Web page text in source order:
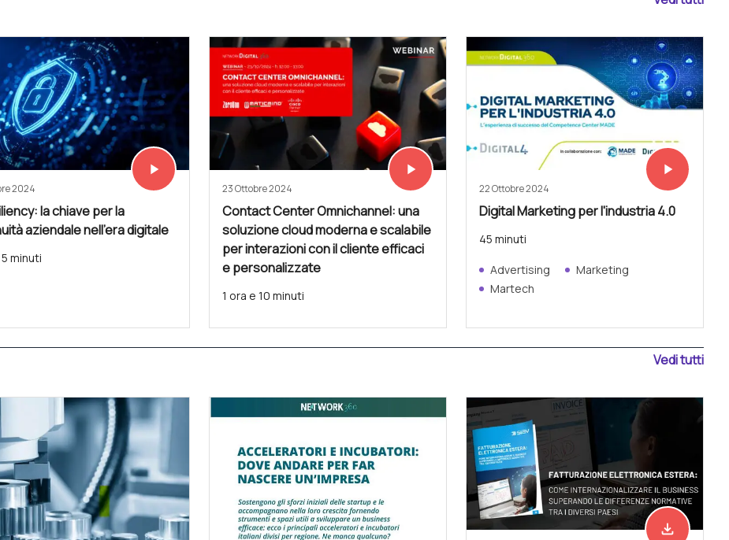
Vedi subito
play_arrow
2024
la chiave per la
aziendale nell'era digitale
minuti
Vedi subito
play_arrow
23 Ottobre 2024
Contact Center Omnichannel: una
soluzione cloud moderna e scalabile
per interazioni con il cliente efficaci
e personalizzate
1 ora e 10 minuti
Vedi subito
play_arrow
22 Ottobre 2024
Digital Marketing per l'industria 4.0
45 minuti
Advertising
Marketing
Martech
Vedi tutti
Scarica
file_download